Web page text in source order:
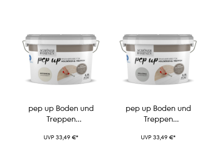
pep up Boden und
Treppen
UVP 33,49 €*
pep up Boden und
Treppen
UVP 33,49 €*